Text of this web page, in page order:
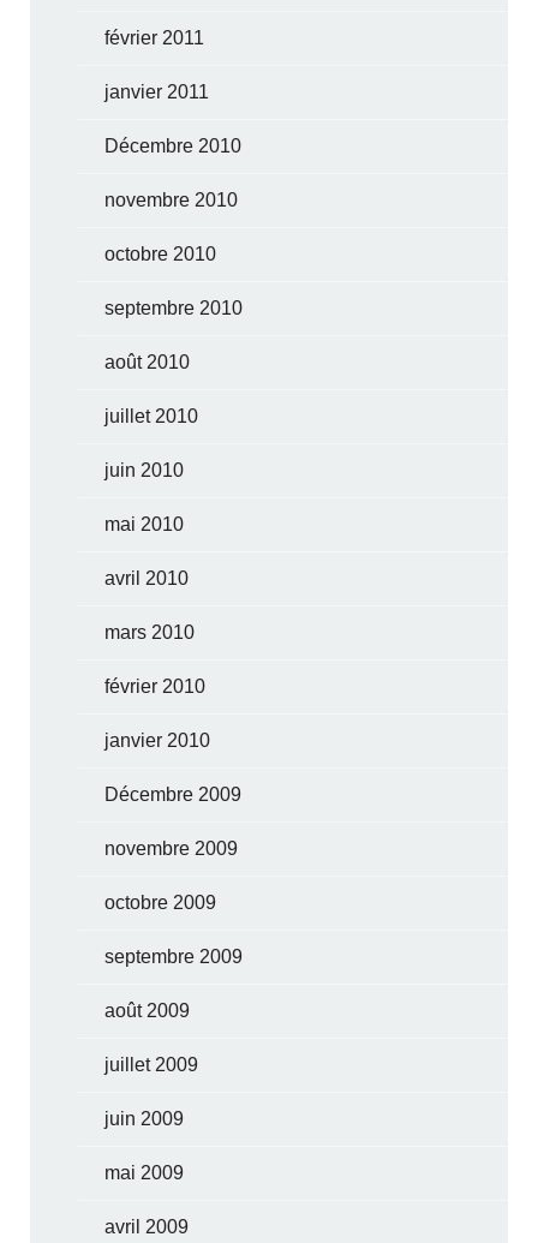
février 2011
janvier 2011
Décembre 2010
novembre 2010
octobre 2010
septembre 2010
août 2010
juillet 2010
juin 2010
mai 2010
avril 2010
mars 2010
février 2010
janvier 2010
Décembre 2009
novembre 2009
octobre 2009
septembre 2009
août 2009
juillet 2009
juin 2009
mai 2009
avril 2009